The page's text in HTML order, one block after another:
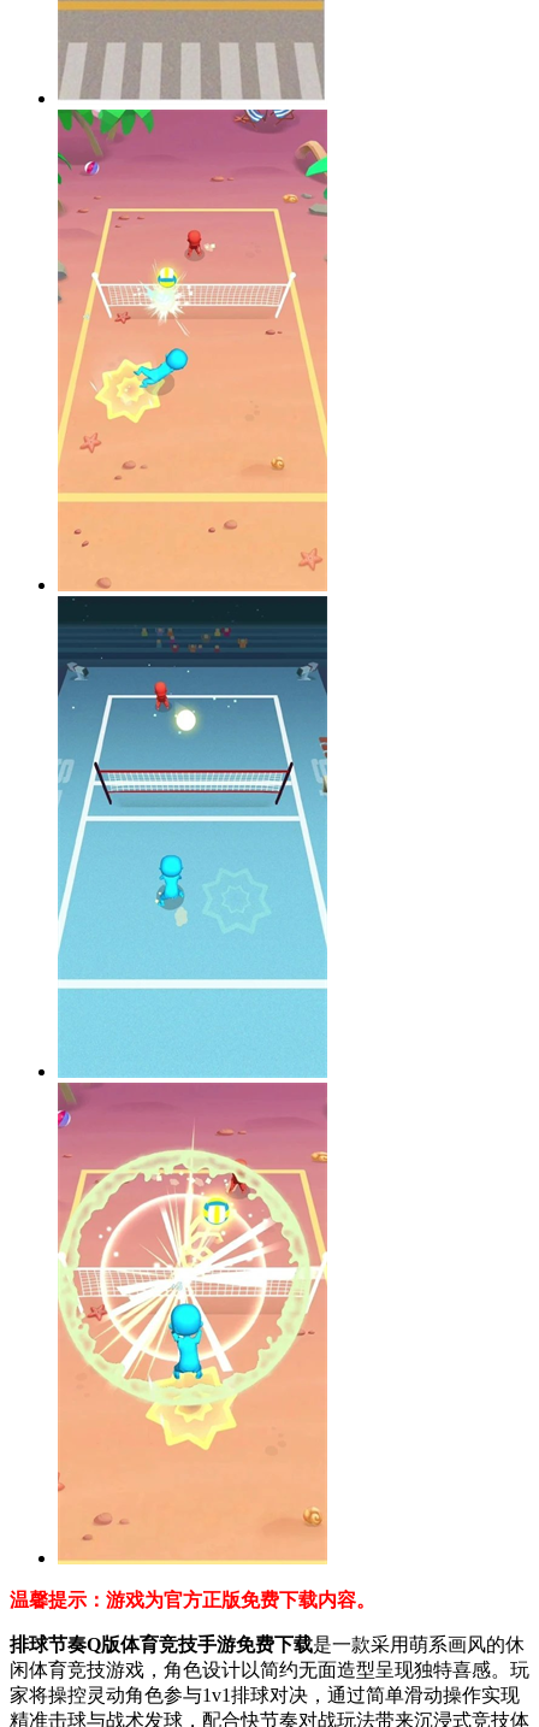
温馨提示：游戏为官方正版免费下载内容。
排球节奏Q版体育竞技手游免费下载是一款采用萌系画风的休
闲体育竞技游戏，角色设计以简约无面造型呈现独特喜感。玩
家将操控灵动角色参与1v1排球对决，通过简单滑动操作实现
精准击球与战术发球，配合快节奏对战玩法带来沉浸式竞技体